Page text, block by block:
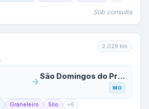
Sob consulta
2.029 km
São Domingos do Prata
MG
Graneleiro Silo +6